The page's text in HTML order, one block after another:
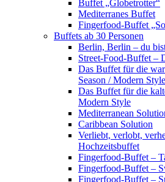
Buffet „Globetrotter“
Mediterranes Buffet
Fingerfood-Buffet
Buffets ab 30 Personen
Berlin, Berlin – du
Street-Food-Buffet –
Das Buffet für die
Season / Modern Style
Das Buffet für die
Modern Style
Mediterranean
Caribbean Solution
Verliebt, verlobt,
Hochzeitsbuffet
Fingerfood-Buffet –
Fingerfood-Buffet –
Fingerfood-Buffet –